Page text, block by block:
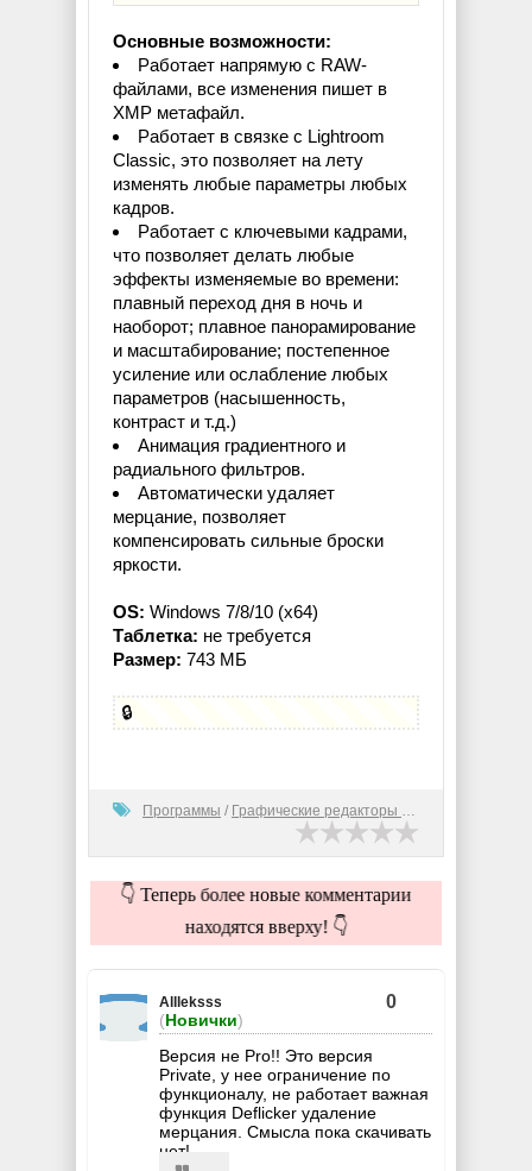
Основные возможности:
Работает напрямую с RAW-
файлами, все изменения пишет в
XMP метафайл.
Работает в связке с Lightroom
Classic, это позволяет на лету
изменять любые параметры любых
кадров.
Работает с ключевыми кадрами,
что позволяет делать любые
эффекты изменяемые во времени:
плавный переход дня в ночь и
наоборот; плавное панорамирование
и масштабирование; постепенное
усиление или ослабление любых
параметров (насышенность,
контраст и т.д.)
Анимация градиентного и
радиального фильтров.
Автоматически удаляет
мерцание, позволяет
компенсировать сильные броски
яркости.
OS: Windows 7/8/10 (x64)
Таблетка: не требуется
Размер: 743 МБ
🔒
Программы / Графические редакторы (2D)
👇 Теперь более новые комментарии
находятся вверху! 👇
Allleksss
(Новички)
0
Версия не Pro!! Это версия
Private, у нее ограничение по
функционалу, не работает важная
функция Deflicker удаление
мерцания. Смысла пока скачивать
нет!